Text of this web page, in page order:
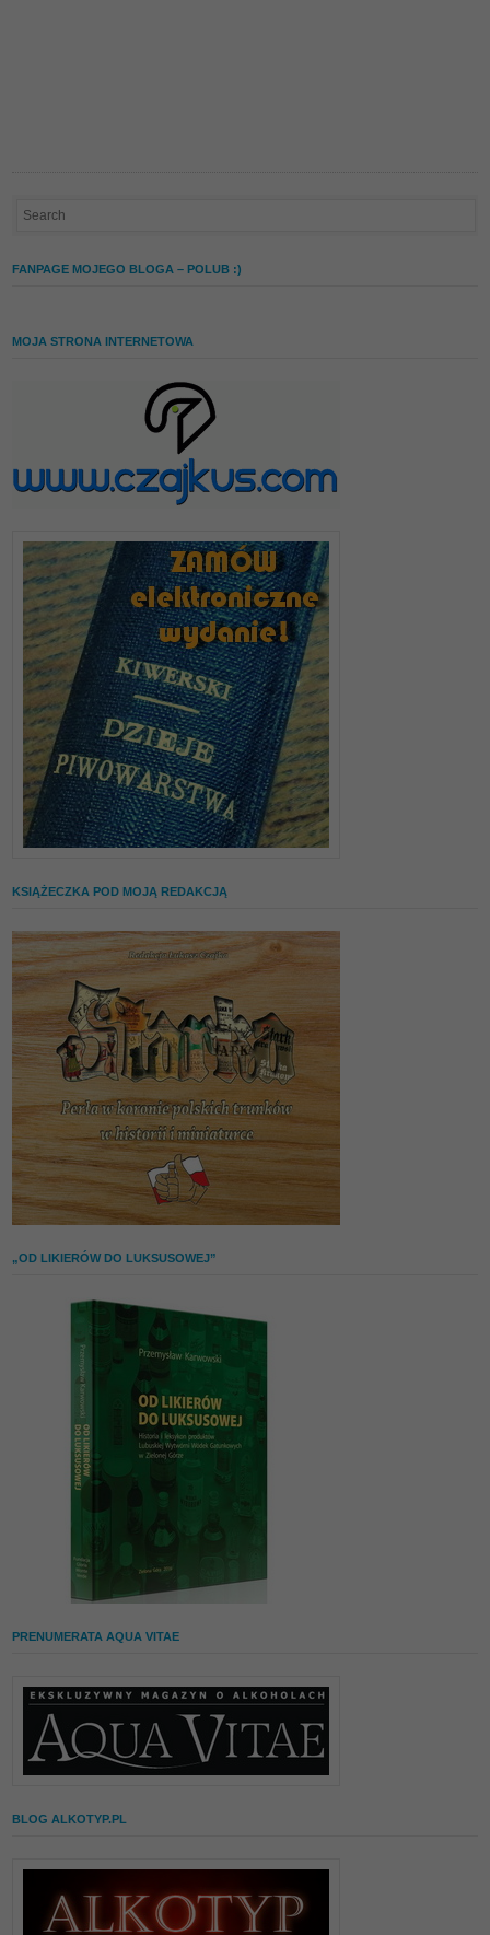
FANPAGE MOJEGO BLOGA – POLUB :)
MOJA STRONA INTERNETOWA
KSIĄŻECZKA POD MOJĄ REDAKCJĄ
„OD LIKIERÓW DO LUKSUSOWEJ”
PRENUMERATA AQUA VITAE
BLOG ALKOTYP.PL